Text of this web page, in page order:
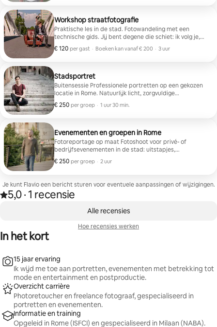
Workshop straatfotografie
Praktische les in de stad. Fotowandeling met een
technische gids. Jij bent degene die schiet: ik volg je,
corrigeer je en bied themaroutes (architectuur,
mensen, details, enz.). Geschikt voor alle niveaus.
€ 120 per gast
€ 120 per gast · Boeken kan vanaf € 200
, · 3 uur
Stadsportret
Buitensessie Professionele portretten op een gekozen
locatie in Rome. Natuurlijk licht, zorgvuldige
compositie, postproductie inbegrepen. Levering
overdag. Perfect voor profielen, portfolio's of speciale
€ 250 per groep
€ 250 per groep
, · 1 uur 30 min.
Evenementen en groepen in Rome
Fotoreportage op maat Fotoshoot voor privé- of
bedrijfsevenementen in de stad: uitstapjes,
teambuilding, vergaderingen of groepsreizen. Discrete
dekking, geselecteerde beelden en snel geleverd.
€ 250 per groep
€ 250 per groep
, · 2 uur
Je kunt Flavio een bericht sturen voor eventuele aanpassingen of wijzigingen.
Beoordeeld met 5,0 van 5 sterren op basis van 1 recensie
5,0
, ·1 recensie
herinneringen geworden. En het was net zo
aangenaam als wandelen en praten met een vriend,
zeer warme sfeer! Bedankt en het allerbeste🙏❤️!
Alle recensies
Hoe recensies werken
In het kort
15 jaar ervaring
Ik wijd me toe aan portretten, evenementen met betrekking tot
mode en entertainment en postproductie.
Overzicht carrière
Photoretoucher en freelance fotograaf, gespecialiseerd in
portretten en evenementen.
Informatie en training
Opgeleid in Rome (ISFCI) en gespecialiseerd in Milaan (NABA).